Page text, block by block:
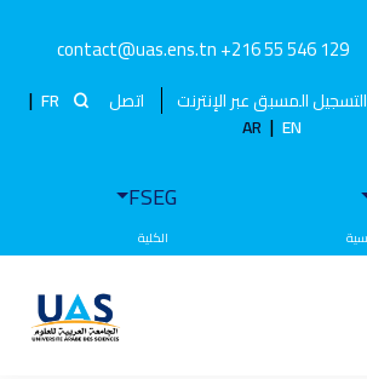
+216 55 546 129
contact@uas.ens.tn
التسجيل المسبق عبر الإنترنت اتصل FR
|
EN
|
AR
FSEG